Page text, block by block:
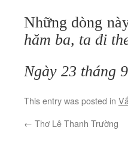
Những dòng
hăm ba, ta đi
Ngày 23 tháng
This entry was posted in
← Thơ Lê Thanh Trường